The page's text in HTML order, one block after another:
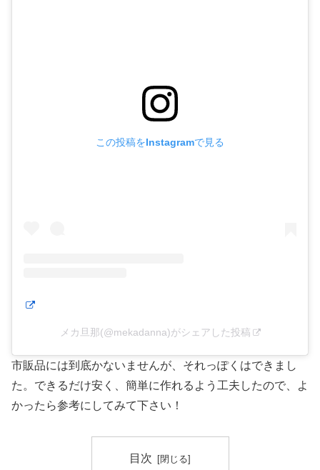
この投稿をInstagramで見る
メカ旦那(@mekadanna)がシェアした投稿
市販品には到底かないませんが、それっぽくはできまし
た。できるだけ安く、簡単に作れるよう工夫したので、よ
かったら参考にしてみて下さい！
目次